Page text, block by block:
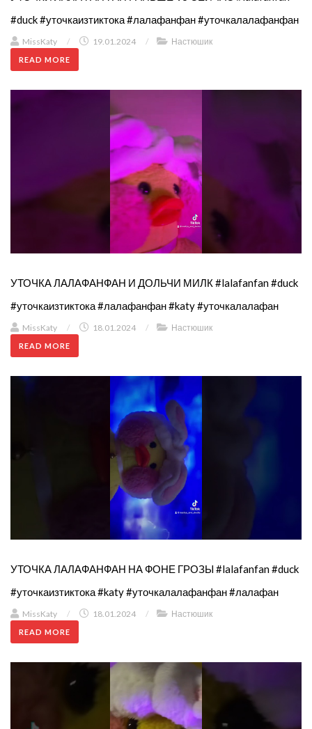
#duck #уточкаизтиктока #лалафанфан #уточкалалафанфан
MissKaty / 19.01.2024 / Настюшик
READ MORE
УТОЧКА ЛАЛАФАНФАН И ДОЛЬЧИ МИЛК #lalafanfan #duck
#уточкаизтиктока #лалафанфан #katy #уточкалалафан
MissKaty / 18.01.2024 / Настюшик
READ MORE
УТОЧКА ЛАЛАФАНФАН НА ФОНЕ ГРОЗЫ #lalafanfan #duck
#уточкаизтиктока #katy #уточкалалафанфан #лалафан
MissKaty / 18.01.2024 / Настюшик
READ MORE